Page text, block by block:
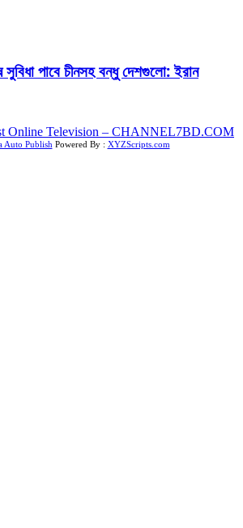
পাবে চীনসহ বন্ধু দেশগুলো: ইরান
Online Television – CHANNEL7BD.COM
Auto Publish Powered By : XYZScripts.com